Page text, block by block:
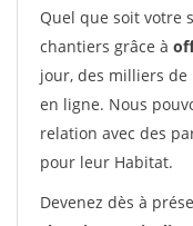
Quel que soit votre
chantiers grâce à
jour, des milliers
en ligne. Nous
relation avec des
pour leur Habitat.
Devenez dès à